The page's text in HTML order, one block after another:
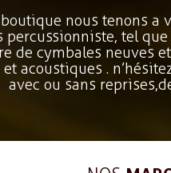
nous tenons
percussionniste, tel
de cymbales neuves
acoustiques .
avec ou sans